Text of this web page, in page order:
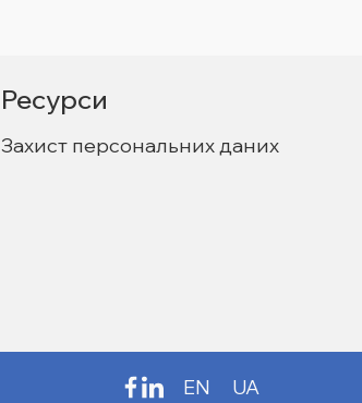
Ресурси
Захист персональних даних
EN UA